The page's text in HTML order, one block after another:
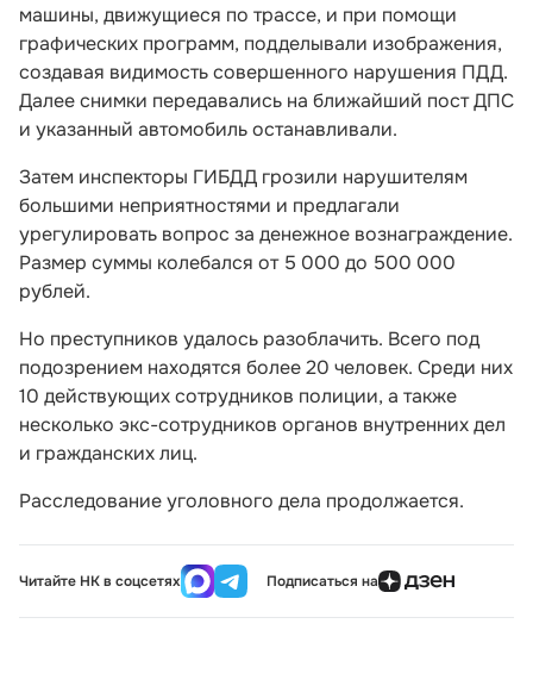
машины, движущиеся по трассе, и при помощи
графических программ, подделывали изображения,
создавая видимость совершенного нарушения ПДД.
Далее снимки передавались на ближайший пост ДПС
и указанный автомобиль останавливали.
Затем инспекторы ГИБДД грозили нарушителям
большими неприятностями и предлагали
урегулировать вопрос за денежное вознаграждение.
Размер суммы колебался от 5 000 до 500 000
рублей.
Но преступников удалось разоблачить. Всего под
подозрением находятся более 20 человек. Среди них
10 действующих сотрудников полиции, а также
несколько экс-сотрудников органов внутренних дел
и гражданских лиц.
Расследование уголовного дела продолжается.
Читайте НК в соцсетях Подписаться на